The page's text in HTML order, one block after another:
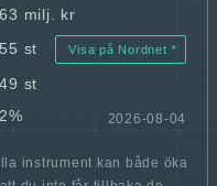
milj. kr
st Visa på Nordnet
st
2026-08-04
instrument kan både öka